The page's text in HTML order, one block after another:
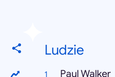
Ludzie
Paul Walker